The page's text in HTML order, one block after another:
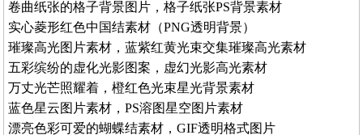
卷曲纸张的格子背景图片，格子纸张PS背景素材
实心菱形红色中国结素材（PNG透明背景）
璀璨高光图片素材，蓝紫红黄光束交集璀璨高光素材
五彩缤纷的虚化光影图案，虚幻光影高光素材
万丈光芒照耀着，橙红色光束星光背景素材
蓝色星云图片素材，PS溶图星空图片素材
漂亮色彩可爱的蝴蝶结素材，GIF透明格式图片